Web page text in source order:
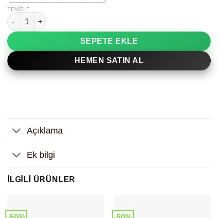
TEMIZLE
Boho Soyut Duygu Dekoratif Tablo adet
SEPETE EKLE
HEMEN SATIN AL
Açıklama
Ek bilgi
İLGILI ÜRÜNLER